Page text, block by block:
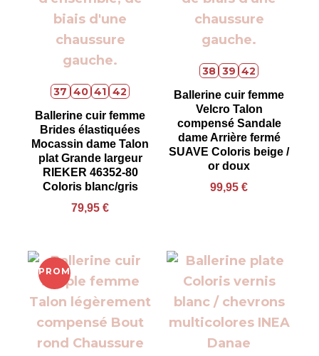
37 40 41 42
Ballerine cuir femme
Brides élastiquées
Mocassin dame Talon
plat Grande largeur
RIEKER 46352-80
Coloris blanc/gris
79,95 €
38 39 42
Ballerine cuir femme
Velcro Talon
compensé Sandale
dame Arrière fermé
SUAVE Coloris beige /
or doux
99,95 €
PROMO !